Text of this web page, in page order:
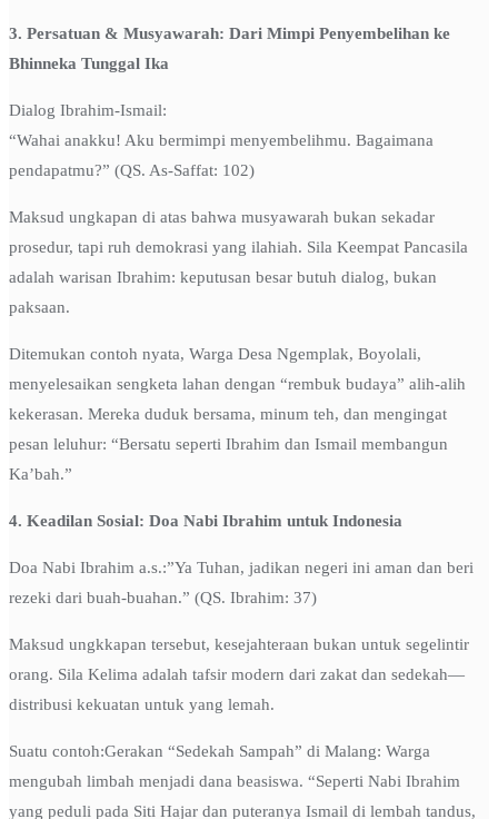
3. Persatuan & Musyawarah: Dari Mimpi Penyembelihan ke
Bhinneka Tunggal Ika
Dialog Ibrahim-Ismail:
“Wahai anakku! Aku bermimpi menyembelihmu. Bagaimana
pendapatmu?” (QS. As-Saffat: 102)
Maksud ungkapan di atas bahwa musyawarah bukan sekadar
prosedur, tapi ruh demokrasi yang ilahiah. Sila Keempat Pancasila
adalah warisan Ibrahim: keputusan besar butuh dialog, bukan
paksaan.
Ditemukan contoh nyata, Warga Desa Ngemplak, Boyolali,
menyelesaikan sengketa lahan dengan “rembuk budaya” alih-alih
kekerasan. Mereka duduk bersama, minum teh, dan mengingat
pesan leluhur: “Bersatu seperti Ibrahim dan Ismail membangun
Ka’bah.”
4. Keadilan Sosial: Doa Nabi Ibrahim untuk Indonesia
Doa Nabi Ibrahim a.s.:”Ya Tuhan, jadikan negeri ini aman dan beri
rezeki dari buah-buahan.” (QS. Ibrahim: 37)
Maksud ungkkapan tersebut, kesejahteraan bukan untuk segelintir
orang. Sila Kelima adalah tafsir modern dari zakat dan sedekah—
distribusi kekuatan untuk yang lemah.
Suatu contoh:Gerakan “Sedekah Sampah” di Malang: Warga
mengubah limbah menjadi dana beasiswa. “Seperti Nabi Ibrahim
yang peduli pada Siti Hajar dan puteranya Ismail di lembah tandus,